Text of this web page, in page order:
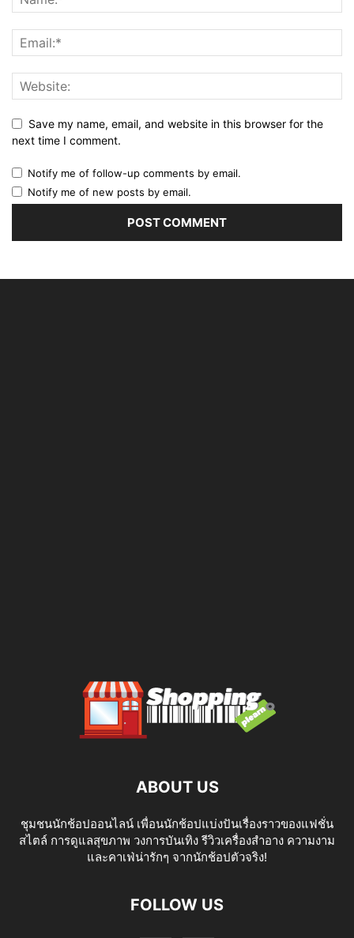
Save my name, email, and website in this browser for the
next time I comment.
Notify me of follow-up comments by email.
Notify me of new posts by email.
ABOUT US
ชุมชนนักช้อปออนไลน์ เพื่อนนักช้อปแบ่งปันเรื่องราวของแฟชั่น
สไตล์ การดูแลสุขภาพ วงการบันเทิง รีวิวเครื่องสำอาง ความงาม
และคาเฟ่น่ารักๆ จากนักช้อปตัวจริง!
FOLLOW US